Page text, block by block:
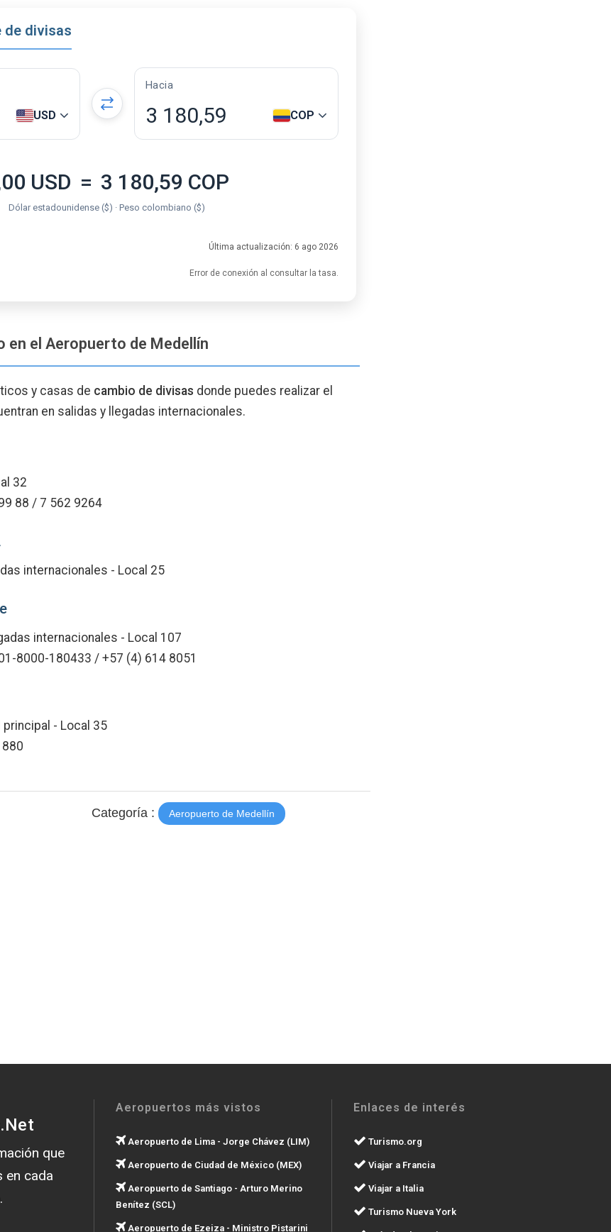
de divisas
USD
Hacia
3 180,59 COP
USD = 3 180,59 COP
Dólar estadounidense ($) · Peso colombiano ($)
Última actualización: 6 ago 2026
Error de conexión al consultar la tasa.
en el Aeropuerto de Medellín
y casas de cambio de divisas donde puedes realizar el
en salidas y llegadas internacionales.
32
88 / 7 562 9264
internacionales - Local 25
internacionales - Local 107
8000-180433 / +57 (4) 614 8051
principal - Local 35
Categoría : Aeropuerto de Medellín
que
en cada
Aeropuertos más vistos
Aeropuerto de Lima - Jorge Chávez (LIM)
Aeropuerto de Ciudad de México (MEX)
Aeropuerto de Santiago - Arturo Merino
Benítez (SCL)
Aeropuerto de Ezeiza - Ministro Pistarini
Enlaces de interés
Turismo.org
Viajar a Francia
Viajar a Italia
Turismo Nueva York